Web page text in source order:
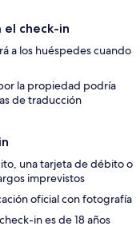
el check-in
a los huéspedes cuando
la propiedad podría
de traducción
una tarjeta de débito o
imprevistos
oficial con fotografía
in es de 18 años